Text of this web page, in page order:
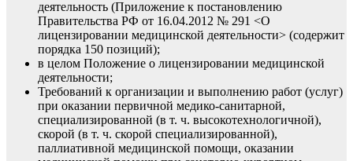
деятельность (Приложение к постановлению
Правительства РФ от 16.04.2012 № 291 <О
лицензировании медицинской деятельности> (содержит
порядка 150 позиций);
в целом Положение о лицензировании медицинской
деятельности;
Требований к организации и выполнению работ (услуг)
при оказании первичной медико-санитарной,
специализированной (в т. ч. высокотехнологичной),
скорой (в т. ч. скорой специализированной),
паллиативной медицинской помощи, оказании